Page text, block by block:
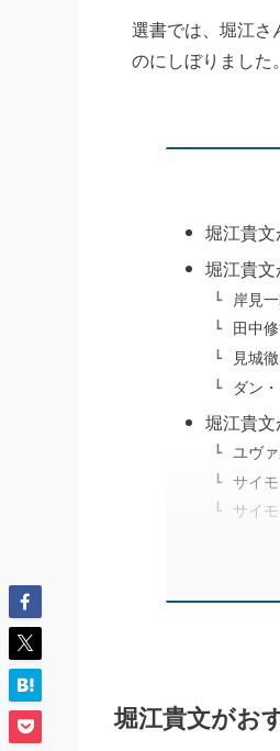
選書では、堀江さ
のにしぼりました
堀江貴文
堀江貴文
岸見
田中
見城
ダン
堀江貴文
ユヴ
サイ
サイ
堀江貴文がお